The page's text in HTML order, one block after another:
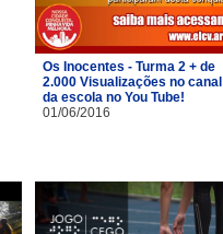
Os Inocentes - Turma 2 + de
2.000 Visualizações no canal
da escola no You Tube!
01/06/2016